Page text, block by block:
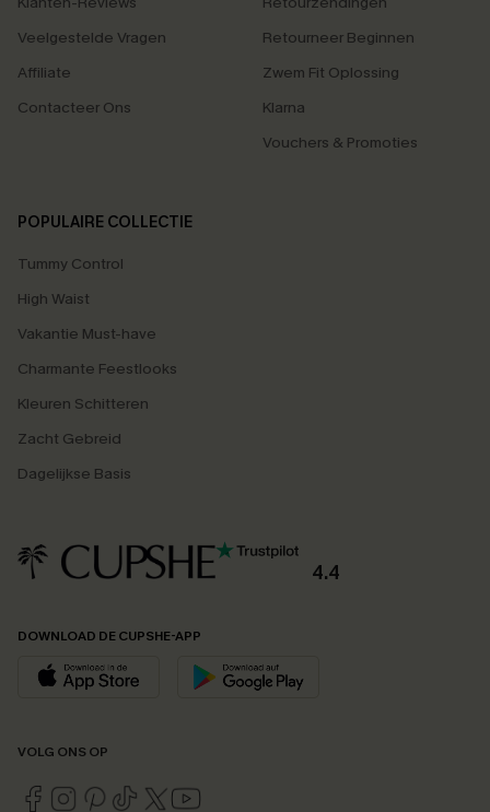
Veelgestelde Vragen
Affiliate
Contacteer Ons
Retourneer Beginnen
Zwem Fit Oplossing
Klarna
Vouchers & Promoties
POPULAIRE COLLECTIE
Tummy Control
High Waist
Vakantie Must-have
Charmante Feestlooks
Kleuren Schitteren
Zacht Gebreid
Dagelijkse Basis
4.4
DOWNLOAD DE CUPSHE-APP
VOLG ONS OP